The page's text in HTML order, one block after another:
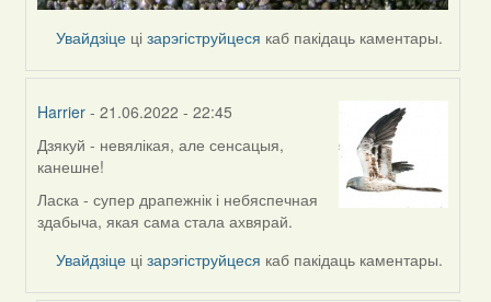
Увайдзіце цізарэгіструйцеся каб пакідаць каментары.
Harrier - 21.06.2022 - 22:45
In
reply
to
by
Дзякуй - невялікая, але сенсацыя,
канешне!
Ласка - супер драпежнік і небяспечная
здабыча, якая сама стала ахвярай.
Увайдзіце цізарэгіструйцеся каб пакідаць каментары.